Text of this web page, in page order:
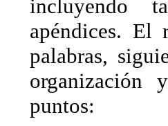
incluyendo
apéndices. El
palabras,
organización
puntos: